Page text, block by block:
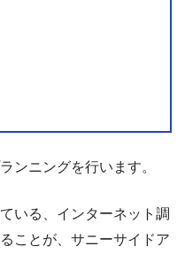
ンニングを行います。
いる、インターネット調
ことが、サニーサイドア